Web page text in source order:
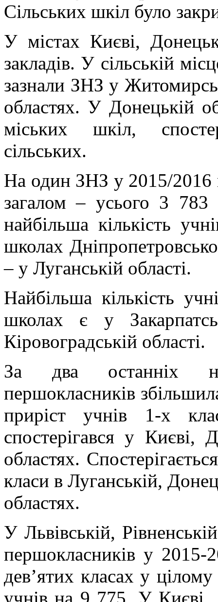
Сільських шкіл було
У містах Києві,
закладів. У сільській
зазнали ЗНЗ у
областях. У Донецькій
міських шкіл,
сільських.
На один ЗНЗ у 2015/2016
загалом – усього 3
найбільша кількість
школах
– у Луганській області.
Найбільша кількість
школах є у
Кіровоградській області.
За два останніх
першокласників
приріст учнів 1-х
спостерігався у Києві,
областях.
класи в Луганській,
областях.
У Львівській,
першокласників у
дев’ятих класах у